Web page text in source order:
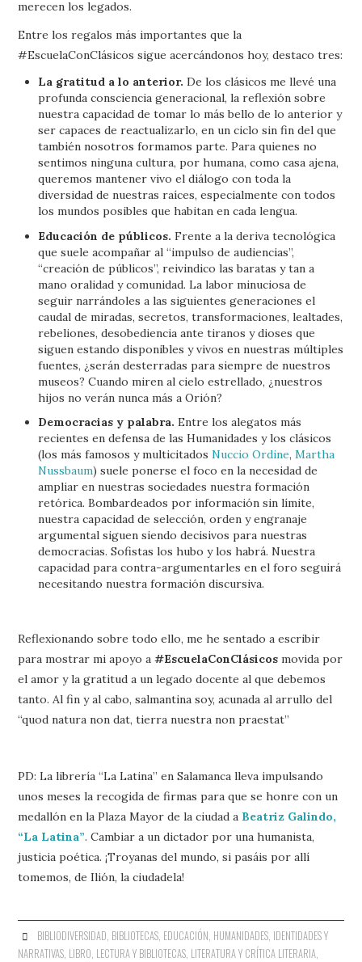
merecen los legados.
Entre los regalos más importantes que la
#EscuelaConClásicos sigue acercándonos hoy, destaco tres:
La gratitud a lo anterior. De los clásicos me llevé una
profunda consciencia generacional, la reflexión sobre
nuestra capacidad de tomar lo más bello de lo anterior y
ser capaces de reactualizarlo, en un ciclo sin fin del que
también nosotros formamos parte. Para quienes no
sentimos ninguna cultura, por humana, como casa ajena,
queremos mantener vivo el diálogo con toda la
diversidad de nuestras raíces, especialmente con todos
los mundos posibles que habitan en cada lengua.
Educación de públicos. Frente a la deriva tecnológica
que suele acompañar al “impulso de audiencias”,
“creación de públicos”, reivindico las baratas y tan a
mano oralidad y comunidad. La labor minuciosa de
seguir narrándoles a las siguientes generaciones el
caudal de miradas, secretos, transformaciones, lealtades,
rebeliones, desobediencia ante tiranos y dioses que
siguen estando disponibles y vivos en nuestras múltiples
fuentes, ¿serán desterradas para siempre de nuestros
museos? Cuando miren al cielo estrellado, ¿nuestros
hijos no verán nunca más a Orión?
Democracias y palabra. Entre los alegatos más
recientes en defensa de las Humanidades y los clásicos
(los más famosos y multicitadosNuccio Ordine,Martha
Nussbaum) suele ponerse el foco en la necesidad de
ampliar en nuestras sociedades nuestra formación
retórica. Bombardeados por información sin límite,
nuestra capacidad de selección, orden y engranaje
argumental siguen siendo decisivos para nuestras
democracias. Sofistas los hubo y los habrá. Nuestra
capacidad para contra-argumentarles en el foro seguirá
necesitando nuestra formación discursiva.
Reflexionando sobre todo ello, me he sentado a escribir
para mostrar mi apoyo a#EscuelaConClásicos movida por
el amor y la gratitud a un legado docente al que debemos
tanto. Al fin y al cabo, salmantina soy, acunada al arrullo del
“quod natura non dat, tierra nuestra non praestat”
PD: La librería “La Latina” en Salamanca lleva impulsando
unos meses la recogida de firmas para que se honre con un
medallón en la Plaza Mayor de la ciudad a Beatriz Galindo,
“La Latina”. Cambiar a un dictador por una humanista,
justicia poética. ¡Troyanas del mundo, si pasáis por allí
tomemos, de Ilión, la ciudadela!
BIBLIODIVERSIDAD BIBLIOTECAS, EDUCACIÓN HUMANIDADES, IDENTIDADES Y
NARRATIVAS LIBRO, LECTURA Y BIBLIOTECAS LITERATURA Y CRÍTICA LITERARIA